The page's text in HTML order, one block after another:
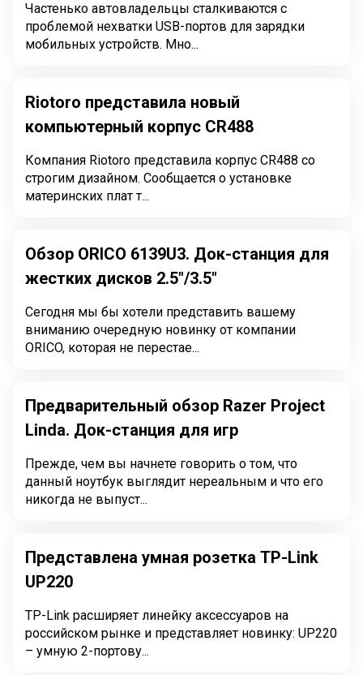
Частенько автовладельцы сталкиваются с
проблемой нехватки USB-портов для зарядки
мобильных устройств. Мно...
Riotoro представила новый
компьютерный корпус CR488
Компания Riotoro представила корпус CR488 со
строгим дизайном. Сообщается о установке
материнских плат т...
Обзор ORICO 6139U3. Док-станция для
жестких дисков 2.5"/3.5"
Сегодня мы бы хотели представить вашему
вниманию очередную новинку от компании
ORICO, которая не перестае...
Предварительный обзор Razer Project
Linda. Док-станция для игр
Прежде, чем вы начнете говорить о том, что
данный ноутбук выглядит нереальным и что его
никогда не выпуст...
Представлена умная розетка TP-Link
UP220
TP-Link расширяет линейку аксессуаров на
российском рынке и представляет новинку: UP220
– умную 2-портову...